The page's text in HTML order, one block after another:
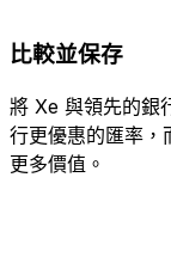
比較並保存
將 Xe 與領先的銀
行更優惠的匯率，
更多價值。